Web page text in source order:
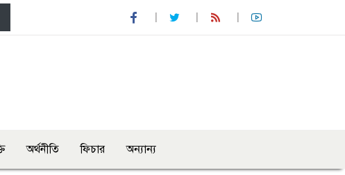
অর্থনীতি ফিচার অন্যান্য